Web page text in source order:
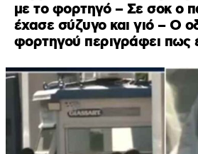
με το φορτηγό – Σε σοκ ο
έχασε σύζυγο και γιό – Ο
φορτηγού περιγράφει πως